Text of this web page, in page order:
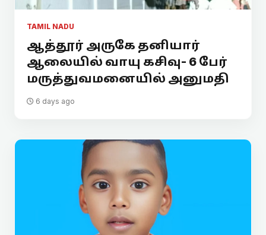
TAMIL NADU
ஆத்தூர் அருகே தனியார்
ஆலையில் வாயு கசிவு- 6 பேர்
மருத்துவமனையில் அனுமதி
6 days ago